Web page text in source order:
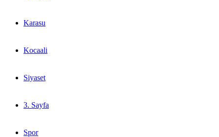
Karasu
Kocaali
Siyaset
3. Sayfa
Spor